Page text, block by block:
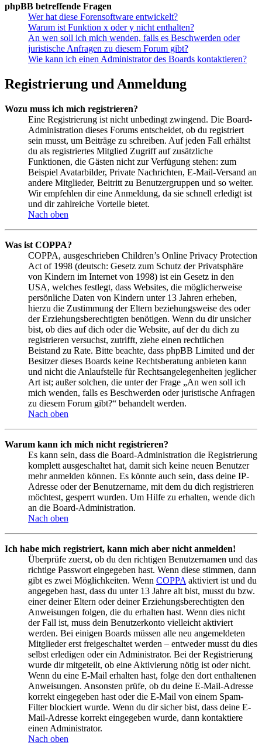
phpBB betreffende Fragen
Wer hat diese Forensoftware entwickelt?
Warum ist Funktion x oder y nicht enthalten?
An wen soll ich mich wenden, falls es Beschwerden oder
juristische Anfragen zu diesem Forum gibt?
Wie kann ich einen Administrator des Boards kontaktieren?
Registrierung und Anmeldung
Wozu muss ich mich registrieren?
Eine Registrierung ist nicht unbedingt zwingend. Die Board-
Administration dieses Forums entscheidet, ob du registriert
sein musst, um Beiträge zu schreiben. Auf jeden Fall erhältst
du als registriertes Mitglied Zugriff auf zusätzliche
Funktionen, die Gästen nicht zur Verfügung stehen: zum
Beispiel Avatarbilder, Private Nachrichten, E-Mail-Versand an
andere Mitglieder, Beitritt zu Benutzergruppen und so weiter.
Wir empfehlen dir eine Anmeldung, da sie schnell erledigt ist
und dir zahlreiche Vorteile bietet.
Nach oben
Was ist COPPA?
COPPA, ausgeschrieben Children’s Online Privacy Protection
Act of 1998 (deutsch: Gesetz zum Schutz der Privatsphäre
von Kindern im Internet von 1998) ist ein Gesetz in den
USA, welches festlegt, dass Websites, die möglicherweise
persönliche Daten von Kindern unter 13 Jahren erheben,
hierzu die Zustimmung der Eltern beziehungsweise des oder
der Erziehungsberechtigten benötigen. Wenn du dir unsicher
bist, ob dies auf dich oder die Website, auf der du dich zu
registrieren versuchst, zutrifft, ziehe einen rechtlichen
Beistand zu Rate. Bitte beachte, dass phpBB Limited und der
Besitzer dieses Boards keine Rechtsberatung anbieten kann
und nicht die Anlaufstelle für Rechtsangelegenheiten jeglicher
Art ist; außer solchen, die unter der Frage „An wen soll ich
mich wenden, falls es Beschwerden oder juristische Anfragen
zu diesem Forum gibt?“ behandelt werden.
Nach oben
Warum kann ich mich nicht registrieren?
Es kann sein, dass die Board-Administration die Registrierung
komplett ausgeschaltet hat, damit sich keine neuen Benutzer
mehr anmelden können. Es könnte auch sein, dass deine IP-
Adresse oder der Benutzername, mit dem du dich registrieren
möchtest, gesperrt wurden. Um Hilfe zu erhalten, wende dich
an die Board-Administration.
Nach oben
Ich habe mich registriert, kann mich aber nicht anmelden!
Überprüfe zuerst, ob du den richtigen Benutzernamen und das
richtige Passwort eingegeben hast. Wenn diese stimmen, dann
gibt es zwei Möglichkeiten. Wenn COPPA aktiviert ist und du
angegeben hast, dass du unter 13 Jahre alt bist, musst du bzw.
einer deiner Eltern oder deiner Erziehungsberechtigten den
Anweisungen folgen, die du erhalten hast. Wenn dies nicht
der Fall ist, muss dein Benutzerkonto vielleicht aktiviert
werden. Bei einigen Boards müssen alle neu angemeldeten
Mitglieder erst freigeschaltet werden – entweder musst du dies
selbst erledigen oder ein Administrator. Bei der Registrierung
wurde dir mitgeteilt, ob eine Aktivierung nötig ist oder nicht.
Wenn du eine E-Mail erhalten hast, folge den dort enthaltenen
Anweisungen. Ansonsten prüfe, ob du deine E-Mail-Adresse
korrekt eingegeben hast oder die E-Mail von einem Spam-
Filter blockiert wurde. Wenn du dir sicher bist, dass deine E-
Mail-Adresse korrekt eingegeben wurde, dann kontaktiere
einen Administrator.
Nach oben